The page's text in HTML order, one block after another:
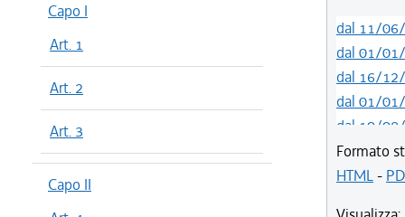
Capo I
Art. 1
Art. 2
Art. 3
Capo II
dal 11/
dal 01/
dal 16/
dal 01/
dal 10/
dal 14/
dal 01/
Formato
HTML-